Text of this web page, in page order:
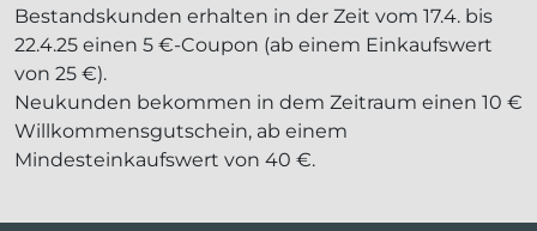
Bestandskunden erhalten in der Zeit vom 17.4. bis
22.4.25 einen 5 €-Coupon (ab einem Einkaufswert
von 25 €).
Neukunden bekommen in dem Zeitraum einen 10 €
Willkommensgutschein, ab einem
Mindesteinkaufswert von 40 €.